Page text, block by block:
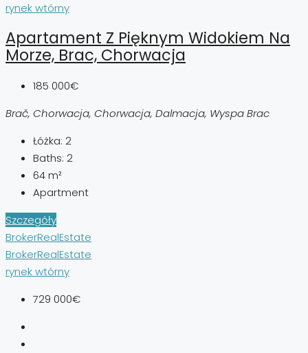
rynek wtórny
Apartament Z Pięknym Widokiem Na
Morze, Brac, Chorwacja
185 000€
Brač, Chorwacja, Chorwacja, Dalmacja, Wyspa Brac
Łóżka: 2
Baths: 2
64m²
Apartment
Szczegóły
BrokerRealEstate
BrokerRealEstate
rynek wtórny
729 000€